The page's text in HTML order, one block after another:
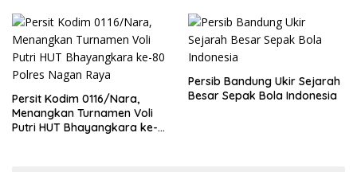
Persit Kodim 0116/Nara,
Menangkan Turnamen Voli
Putri HUT Bhayangkara ke-
Persib Bandung Ukir Sejarah
Besar Sepak Bola Indonesia